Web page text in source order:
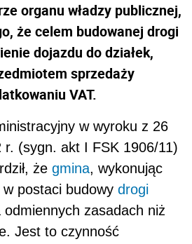
organu władzy publicznej,
że celem budowanej drogi
dojazdu do działek,
sprzedaży
VAT.
w wyroku z 26
r. (sygn. akt I FSK 1906/11)
że gmina, wykonując
postaci budowy drogi
odmiennych zasadach niż
Jest to czynność